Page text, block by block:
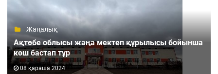
Жаңалық
Ақтөбе облысы жаңа мектеп құрылысы бойынша
көш бастап тұр
08 қараша 2024